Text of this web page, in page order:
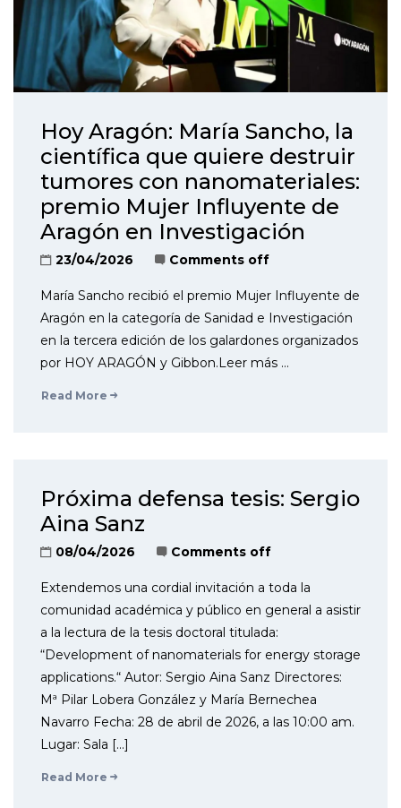
Hoy Aragón: María Sancho, la
científica que quiere destruir
tumores con nanomateriales:
premio Mujer Influyente de
Aragón en Investigación
23/04/2026 Comments off
María Sancho recibió el premio Mujer Influyente de
Aragón en la categoría de Sanidad e Investigación
en la tercera edición de los galardones organizados
por HOY ARAGÓN y Gibbon.Leer más …
Read More
Próxima defensa tesis: Sergio
Aina Sanz
08/04/2026 Comments off
Extendemos una cordial invitación a toda la
comunidad académica y público en general a asistir
a la lectura de la tesis doctoral titulada:
“Development of nanomaterials for energy storage
applications.“ Autor: Sergio Aina Sanz Directores:
Mª Pilar Lobera González y María Bernechea
Navarro Fecha: 28 de abril de 2026, a las 10:00 am.
Lugar: Sala […]
Read More